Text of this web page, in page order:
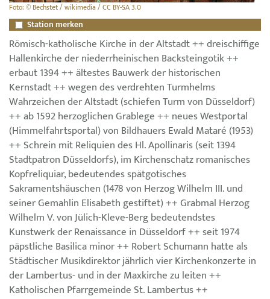
Foto: © Bechstet / wikimedia / CC BY-SA 3.0
Station merken
Römisch-katholische Kirche in der Altstadt ++ dreischiffige
Hallenkirche der niederrheinischen Backsteingotik ++
erbaut 1394 ++ ältestes Bauwerk der historischen
Kernstadt ++ wegen des verdrehten Turmhelms
Wahrzeichen der Altstadt (schiefen Turm von Düsseldorf)
++ ab 1592 herzoglichen Grablege ++ neues Westportal
(Himmelfahrtsportal) von Bildhauers Ewald Mataré (1953)
++ Schrein mit Reliquien des Hl. Apollinaris (seit 1394
Stadtpatron Düsseldorfs), im Kirchenschatz romanisches
Kopfreliquiar, bedeutendes spätgotisches
Sakramentshäuschen (1478 von Herzog Wilhelm III. und
seiner Gemahlin Elisabeth gestiftet) ++ Grabmal Herzog
Wilhelm V. von Jülich-Kleve-Berg bedeutendstes
Kunstwerk der Renaissance in Düsseldorf ++ seit 1974
päpstliche Basilica minor ++ Robert Schumann hatte als
Städtischer Musikdirektor jährlich vier Kirchenkonzerte in
der Lambertus- und in der Maxkirche zu leiten ++
Katholischen Pfarrgemeinde St. Lambertus ++